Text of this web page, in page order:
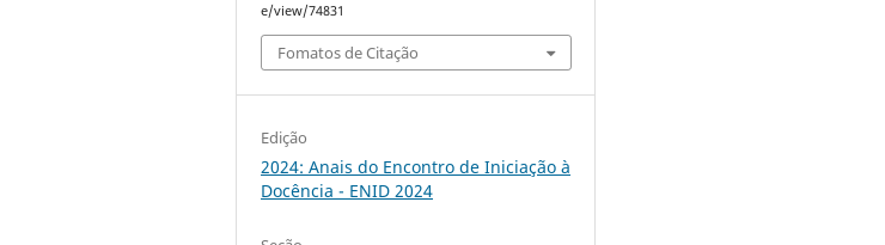
e/view/74831
Fomatos de Citação
Edição
2024: Anais do Encontro de Iniciação à
Docência - ENID 2024